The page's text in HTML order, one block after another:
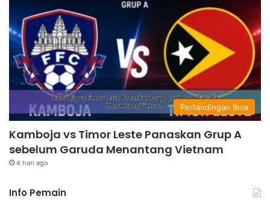
Pertandingan Bola
Kamboja vs Timor Leste Panaskan Grup A
sebelum Garuda Menantang Vietnam
4 hari ago
Info Pemain